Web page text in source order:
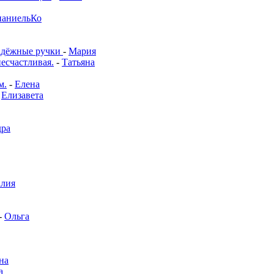
ручки - Мария
- Татьяна
- Елена
Елизавета
Ольга